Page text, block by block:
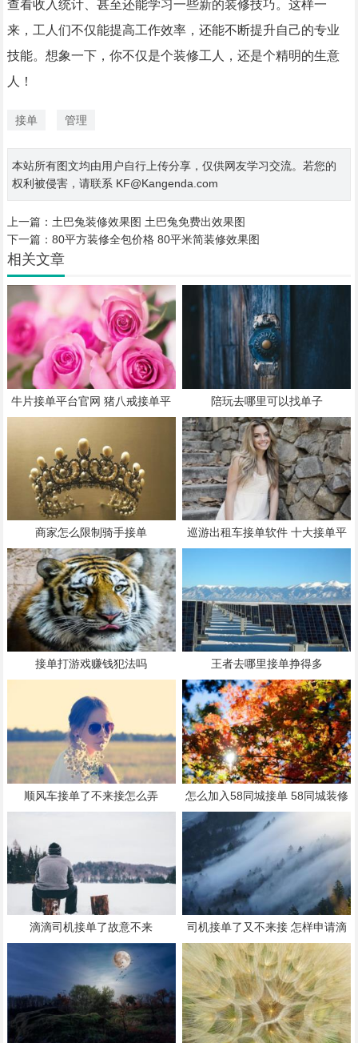
查看收入统计、甚至还能学习一些新的装修技巧。这样一
来，工人们不仅能提高工作效率，还能不断提升自己的专业
技能。想象一下，你不仅是个装修工人，还是个精明的生意
人！
接单 管理
本站所有图文均由用户自行上传分享，仅供网友学习交流。若您的
权利被侵害，请联系 KF@Kangenda.com
上一篇： 土巴兔装修效果图 土巴兔免费出效果图
下一篇： 80平方装修全包价格 80平米简装修效果图
相关文章
牛片接单平台官网 猪八戒接单平
台
陪玩去哪里可以找单子
商家怎么限制骑手接单
巡游出租车接单软件 十大接单平
台
接单打游戏赚钱犯法吗 王者去哪里接单挣得多
顺风车接单了不来接怎么弄
怎么加入58同城接单 58同城装修
怎么接单干活
滴滴司机接单了故意不来
司机接单了又不来接 怎样申请滴
滴司机兼职